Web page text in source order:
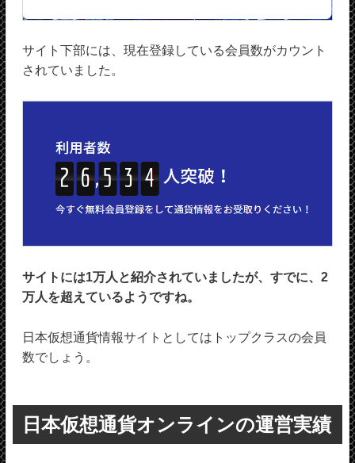
サイト下部には、現在登録している会員数がカウント
されていました。
サイトには1万人と紹介されていましたが、すでに、2
万人を超えているようですね。
日本仮想通貨情報サイトとしてはトップクラスの会員
数でしょう。
日本仮想通貨オンラインの運営実績